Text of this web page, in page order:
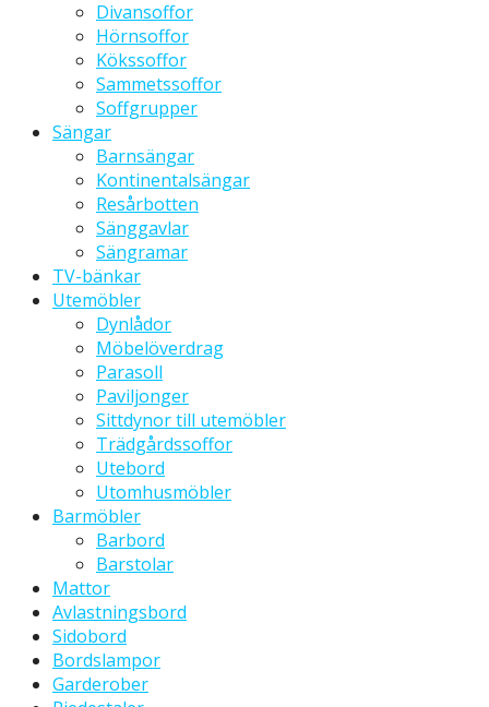
Divansoffor
Hörnsoffor
Kökssoffor
Sammetssoffor
Soffgrupper
Sängar
Barnsängar
Kontinentalsängar
Resårbotten
Sänggavlar
Sängramar
TV-bänkar
Utemöbler
Dynlådor
Möbelöverdrag
Parasoll
Paviljonger
Sittdynor till utemöbler
Trädgårdssoffor
Utebord
Utomhusmöbler
Barmöbler
Barbord
Barstolar
Mattor
Avlastningsbord
Sidobord
Bordslampor
Garderober